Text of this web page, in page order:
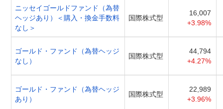
ニッセイゴールドファンド（為替
ヘッジあり）＜購入・換金手数料
なし＞
国際株式型
16,007
+3.98%
ゴールド・ファンド（為替ヘッジ
なし）
国際株式型
44,794
+4.27%
ゴールド・ファンド（為替ヘッジ
あり）
国際株式型
22,989
+3.96%